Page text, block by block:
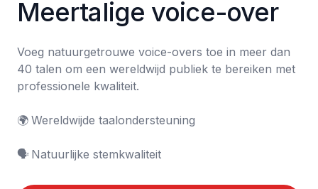
Meertalige voice-over
Voeg natuurgetrouwe voice-overs toe in meer dan
40 talen om een wereldwijd publiek te bereiken met
professionele kwaliteit.
🌍	Wereldwijde taalondersteuning
🗣️	Natuurlijke stemkwaliteit